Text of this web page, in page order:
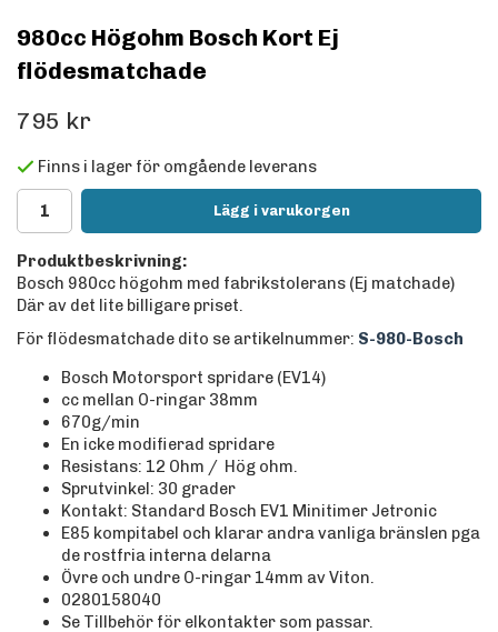
980cc Högohm Bosch Kort Ej
flödesmatchade
795 kr
Finns i lager för omgående leverans
Lägg i varukorgen
Produktbeskrivning:
Bosch 980cc högohm med fabrikstolerans (Ej matchade)
Där av det lite billigare priset.
För flödesmatchade dito se artikelnummer: S-980-Bosch
Bosch Motorsport spridare (EV14)
cc mellan O-ringar 38mm
670g/min
En icke modifierad spridare
Resistans: 12 Ohm / Hög ohm.
Sprutvinkel: 30 grader
Kontakt: Standard Bosch EV1 Minitimer Jetronic
E85 kompitabel och klarar andra vanliga bränslen pga
de rostfria interna delarna
Övre och undre O-ringar 14mm av Viton.
0280158040
Se Tillbehör för elkontakter som passar.